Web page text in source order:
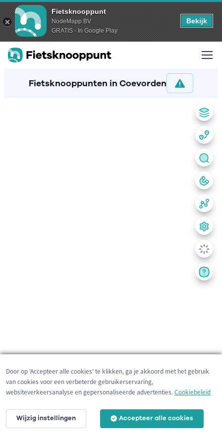
Fietsknooppunt
NodeMapp BV
GRATIS - In Google Play
Bekijk
Fietsknooppunten in Coevorden
3 km
Door op 'Accepteer alle cookies' te klikken, ga je akkoord met het gebruik
van cookies voor een verbeterde gebruikerservaring,
websiteverkeersanalyse en gepersonaliseerde advertenties.Cookiebeleid
Wijzig instellingen Accepteer alle cookies